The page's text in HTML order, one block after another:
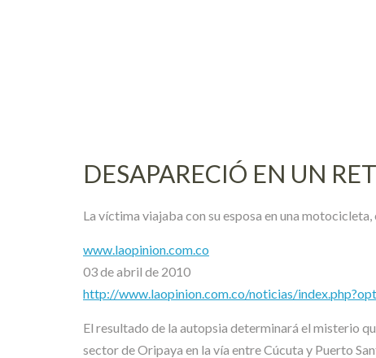
DESAPARECIÓ EN UN
La víctima viajaba con su esposa en una
www.laopinion.com.co
03 de abril de 2010
http://www.laopinion.com.co/noticias/
El resultado de la autopsia determinará el misterio
sector de Oripaya en la vía entre Cúcuta y Puerto